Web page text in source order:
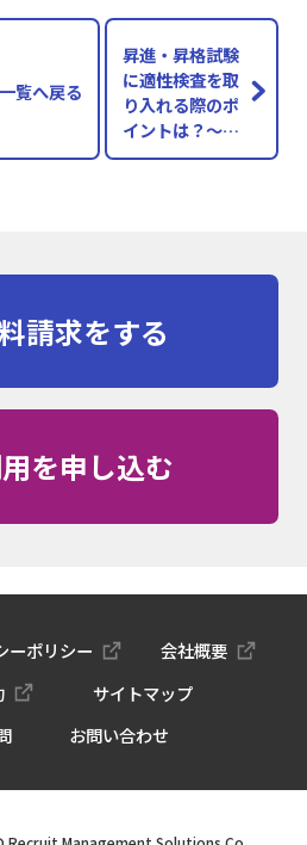
一覧へ戻る
昇進・昇格試験
に適性検査を取
り入れる際のポ
イントは？～事
例から解説～
請求をする
を申し込む
ーポリシー
会社概要
サイトマップ
お問い合わせ